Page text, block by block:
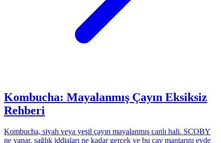
Kombucha: Mayalanmış Çayın Eksiksiz
Rehberi
Kombucha, siyah veya yeşil çayın mayalanmış canlı hali. SCOBY
ne yapar, sağlık iddiaları ne kadar gerçek ve bu çay mantarını evde